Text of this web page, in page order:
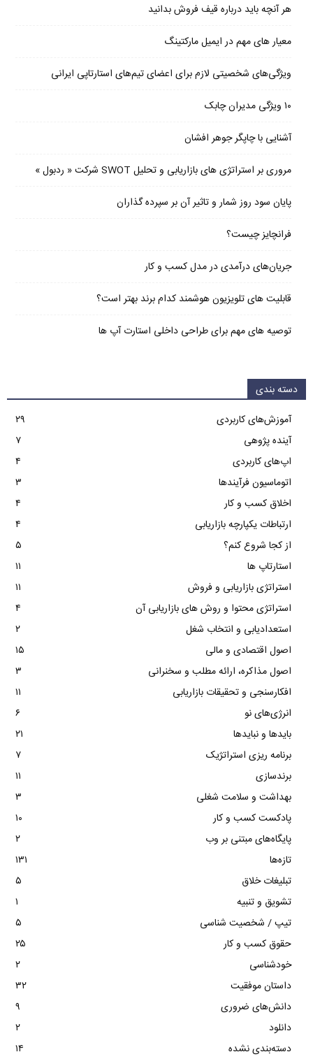
هر آنچه باید درباره قیف فروش بدانید
معیار های مهم در ایمیل مارکتینگ
ویژگی‌های شخصیتی لازم برای اعضای تیم‌های استارتاپی ایرانی
۱۰ ویژگی مدیران چابک
آشنایی با چاپگر جوهر افشان
مروری بر استراتژی های بازاریابی و تحلیل SWOT شرکت « ردبول »
پایان سود روز شمار و تاثیر آن بر سپرده گذاران
فرانچایز چیست؟
جریان‌های درآمدی در مدل کسب و کار
قابلیت های تلویزیون هوشمند کدام برند بهتر است؟
توصیه های مهم برای طراحی داخلی استارت آپ‌ ها
دسته بندی
آموزش‌های کاربردی
۲۹
آینده پژوهی
۷
اپ‌های کاربردی
۴
اتوماسیون فرآیندها
۳
اخلاق کسب و کار
۴
ارتباطات یکپارچه بازاریابی
۴
از کجا شروع کنم؟
۵
استارتاپ ها
۱۱
استراتژی بازاریابی و فروش
۱۱
استراتژی محتوا و روش های بازاریابی آن
۴
استعدادیابی و انتخاب شغل
۲
اصول اقتصادی و مالی
۱۵
اصول مذاکره، ارائه مطلب و سخنرانی
۳
افکارسنجی و تحقیقات بازاریابی
۱۱
انرژی‌های نو
۶
بایدها و نبایدها
۲۱
برنامه ریزی استراتژیک
۷
برندسازی
۱۱
بهداشت و سلامت شغلی
۳
پادکست کسب و کار
۱۰
پایگاه‌های مبتنی بر وب
۲
تازه‌ها
۱۳۱
تبلیغات خلاق
۵
تشویق و تنبیه
۱
تیپ / شخصیت شناسی
۵
حقوق کسب و کار
۲۵
خودشناسی
۲
داستان موفقیت
۳۲
دانش‌های ضروری
۹
دانلود
۲
دسته‌بندی نشده
۱۴